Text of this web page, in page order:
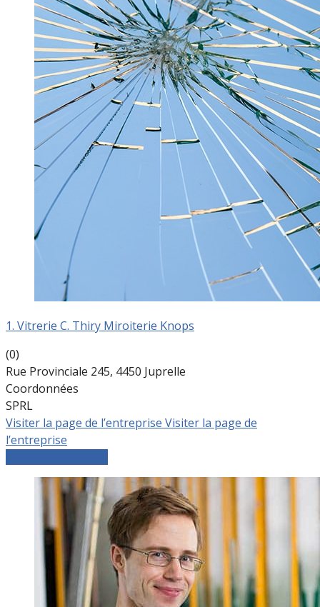
1. Vitrerie C. Thiry Miroiterie Knops
(0)
Rue Provinciale 245, 4450 Juprelle
Coordonnées
SPRL
Visiter la page de l’entreprise Visiter la page de
l’entreprise